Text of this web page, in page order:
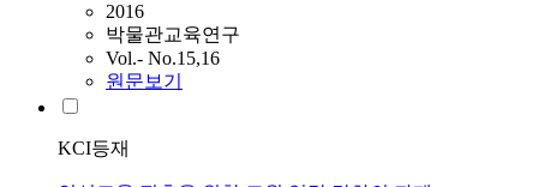
2016
박물관교육연구
Vol.- No.15,16
원문보기
KCI등재